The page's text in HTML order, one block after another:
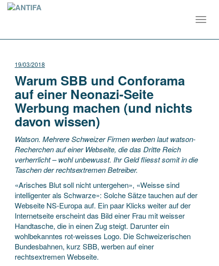
19/03/2018
Warum SBB und Conforama
auf einer Neonazi-Seite
Werbung machen (und nichts
davon wissen)
Watson. Mehrere Schweizer Firmen werben laut watson-
Recherchen auf einer Webseite, die das Dritte Reich
verherrlicht – wohl unbewusst. Ihr Geld fliesst somit in die
Taschen der rechtsextremen Betreiber.
«Arisches Blut soll nicht untergehen», «Weisse sind
intelligenter als Schwarze»: Solche Sätze tauchen auf der
Webseite NS-Europa auf. Ein paar Klicks weiter auf der
Internetseite erscheint das Bild einer Frau mit weisser
Handtasche, die in einen Zug steigt. Darunter ein
wohlbekanntes rot-weisses Logo. Die Schweizerischen
Bundesbahnen, kurz SBB, werben auf einer
rechtsextremen Webseite.